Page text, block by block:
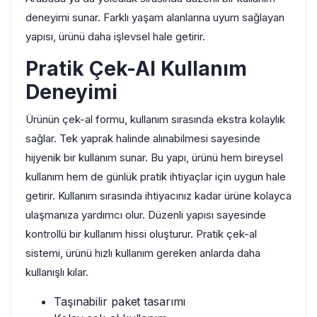
deneyimi sunar. Farklı yaşam alanlarına uyum sağlayan
yapısı, ürünü daha işlevsel hale getirir.
Pratik Çek-Al Kullanım
Deneyimi
Ürünün çek-al formu, kullanım sırasında ekstra kolaylık
sağlar. Tek yaprak halinde alınabilmesi sayesinde
hijyenik bir kullanım sunar. Bu yapı, ürünü hem bireysel
kullanım hem de günlük pratik ihtiyaçlar için uygun hale
getirir. Kullanım sırasında ihtiyacınız kadar ürüne kolayca
ulaşmanıza yardımcı olur. Düzenli yapısı sayesinde
kontrollü bir kullanım hissi oluşturur. Pratik çek-al
sistemi, ürünü hızlı kullanım gereken anlarda daha
kullanışlı kılar.
Taşınabilir paket tasarımı